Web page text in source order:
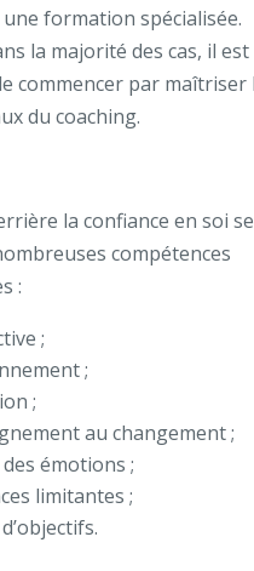
la majorité des cas, il est
commencer par maîtriser
du coaching.
la confiance en soi se
compétences
:
;
;
;
au changement ;
émotions ;
limitantes ;